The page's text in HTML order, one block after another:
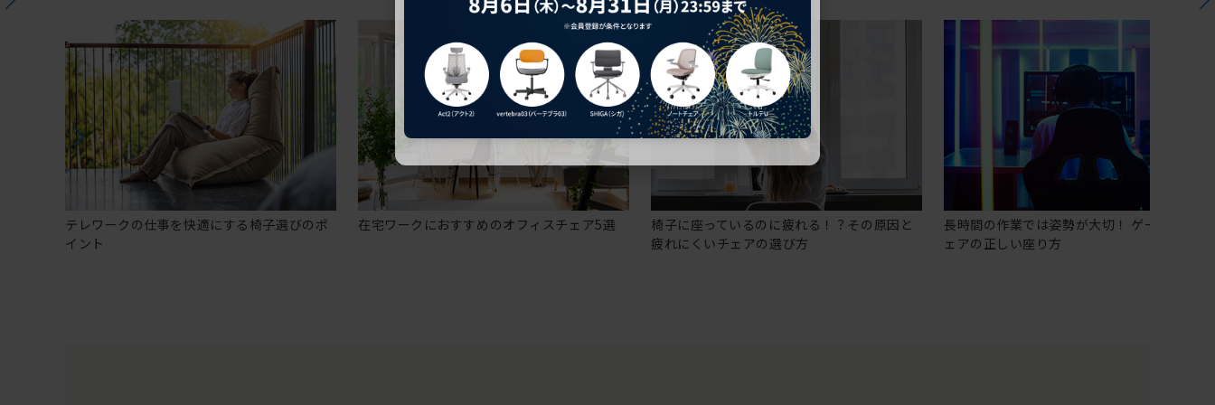
テレワークの仕事を快適にする椅子選びのポ
イント
在宅ワークにおすすめのオフィスチェア5選
椅子に座っているのに疲れる！？その原因と
疲れにくいチェアの選び方
長時間の作業では姿勢が大切！ ゲーミングチ
ェアの正しい座り方